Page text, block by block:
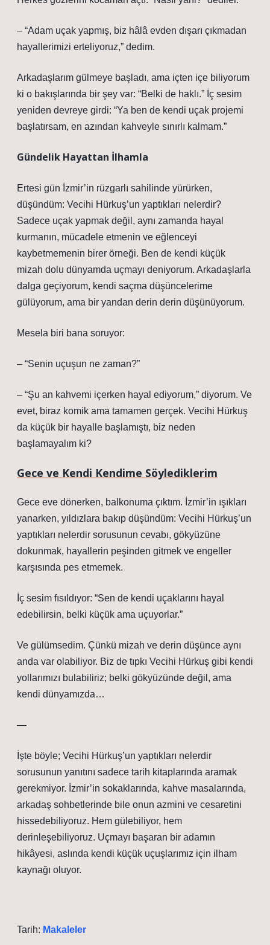
– “Adam uçak yapmış, biz hâlâ evden dışarı çıkmadan
hayallerimizi erteliyoruz,” dedim.
Arkadaşlarım gülmeye başladı, ama içten içe biliyorum
ki o bakışlarında bir şey var: “Belki de haklı.” İç sesim
yeniden devreye girdi: “Ya ben de kendi uçak projemi
başlatırsam, en azından kahveyle sınırlı kalmam.”
Gündelik Hayattan İlhamla
Ertesi gün İzmir’in rüzgarlı sahilinde yürürken,
düşündüm: Vecihi Hürkuş’un yaptıkları nelerdir?
Sadece uçak yapmak değil, aynı zamanda hayal
kurmanın, mücadele etmenin ve eğlenceyi
kaybetmemenin birer örneği. Ben de kendi küçük
mizah dolu dünyamda uçmayı deniyorum. Arkadaşlarla
dalga geçiyorum, kendi saçma düşüncelerime
gülüyorum, ama bir yandan derin derin düşünüyorum.
Mesela biri bana soruyor:
– “Senin uçuşun ne zaman?”
– “Şu an kahvemi içerken hayal ediyorum,” diyorum. Ve
evet, biraz komik ama tamamen gerçek. Vecihi Hürkuş
da küçük bir hayalle başlamıştı, biz neden
başlamayalım ki?
Gece ve Kendi Kendime Söylediklerim
Gece eve dönerken, balkonuma çıktım. İzmir’in ışıkları
yanarken, yıldızlara bakıp düşündüm: Vecihi Hürkuş’un
yaptıkları nelerdir sorusunun cevabı, gökyüzüne
dokunmak, hayallerin peşinden gitmek ve engeller
karşısında pes etmemek.
İç sesim fısıldıyor: “Sen de kendi uçaklarını hayal
edebilirsin, belki küçük ama uçuyorlar.”
Ve gülümsedim. Çünkü mizah ve derin düşünce aynı
anda var olabiliyor. Biz de tıpkı Vecihi Hürkuş gibi kendi
yollarımızı bulabiliriz; belki gökyüzünde değil, ama
kendi dünyamızda…
—
İşte böyle; Vecihi Hürkuş’un yaptıkları nelerdir
sorusunun yanıtını sadece tarih kitaplarında aramak
gerekmiyor. İzmir’in sokaklarında, kahve masalarında,
arkadaş sohbetlerinde bile onun azmini ve cesaretini
hissedebiliyoruz. Hem gülebiliyor, hem
derinleşebiliyoruz. Uçmayı başaran bir adamın
hikâyesi, aslında kendi küçük uçuşlarımız için ilham
kaynağı oluyor.
Tarih: Makaleler